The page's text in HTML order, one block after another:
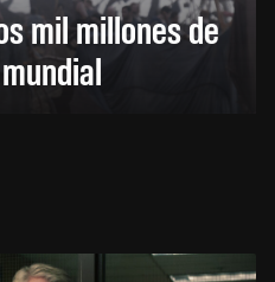
mil millones de